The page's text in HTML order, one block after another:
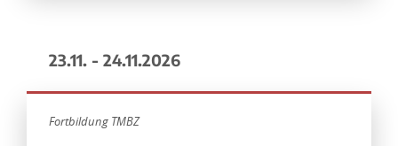
23.11. - 24.11.2026
Fortbildung TMBZ